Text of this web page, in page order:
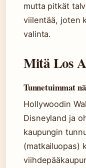
mutta pitkät
viilentää, joten
valinta.
Mitä Los
Tunnetuimmat
Hollywoodin
Disneyland ja
kaupungin
(matkailuopas)